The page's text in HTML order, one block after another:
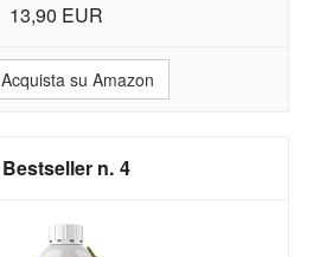
13,90 EUR
Acquista su Amazon
4